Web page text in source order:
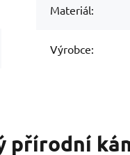
Materiál:
Výrobce: